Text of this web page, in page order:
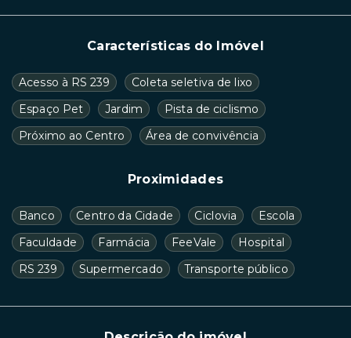
Características do Imóvel
Acesso à RS 239
Coleta seletiva de lixo
Espaço Pet
Jardim
Pista de ciclismo
Próximo ao Centro
Área de convivência
Proximidades
Banco Centro da Cidade Ciclovia
Escola
Faculdade
Farmácia FeeVale
Hospital
RS 239
Supermercado Transporte público